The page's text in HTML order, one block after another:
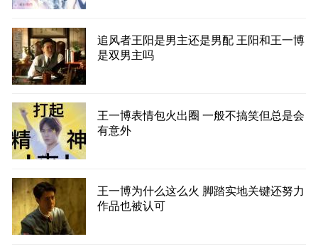
追风者王阳是男主还是男配 王阳和王一博
是双男主吗
王一博表情包火出圈 一般不搞笑但总是会
有意外
王一博为什么这么火 脚踏实地关键还努力
作品也被认可